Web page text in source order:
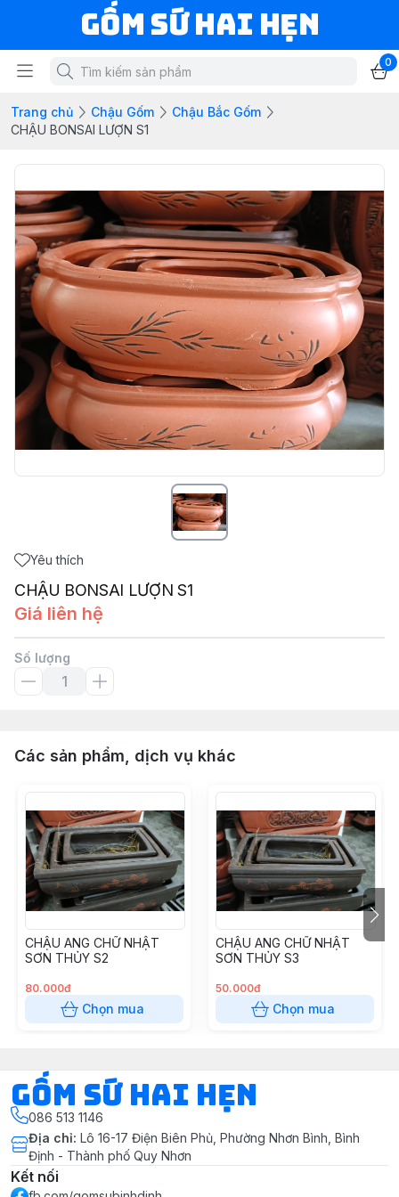
Gốm Sứ Hai Hẹn
0
Trang chủ Chậu Gốm
Chậu Bắc Gốm
CHẬU BONSAI LƯỢN S1
Yêu thích
CHẬU BONSAI LƯỢN S1
Giá liên hệ
Số lượng
Các sản phẩm, dịch vụ khác
CHẬU ANG CHỮ NHẬT
SƠN THỦY S2
80.000đ
Chọn mua
CHẬU ANG CHỮ NHẬT
SƠN THỦY S3
50.000đ
Chọn mua
Gốm Sứ Hai Hẹn
086 513 1146
Địa chỉ: Lô 16-17 Điện Biên Phủ, Phường Nhơn Bình, Bình
Định - Thành phố Quy Nhơn
Kết nối